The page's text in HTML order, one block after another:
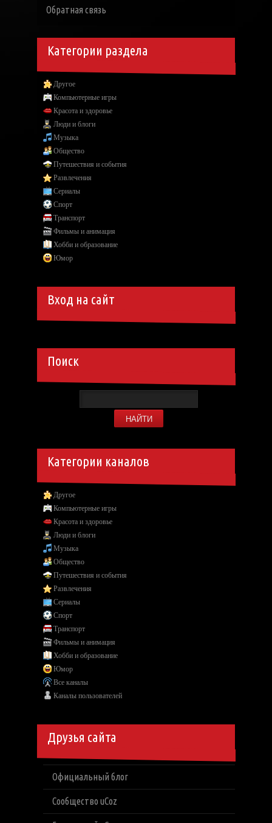
Обратная связь
Категории раздела
Другое
Компьютерные игры
Красота и здоровье
Люди и блоги
Музыка
Общество
Путешествия и события
Развлечения
Сериалы
Спорт
Транспорт
Фильмы и анимация
Хобби и образование
Юмор
Вход на сайт
Поиск
Категории каналов
Другое
Компьютерные игры
Красота и здоровье
Люди и блоги
Музыка
Общество
Путешествия и события
Развлечения
Сериалы
Спорт
Транспорт
Фильмы и анимация
Хобби и образование
Юмор
Все каналы
Каналы пользователей
Друзья сайта
Официальный блог
Сообщество uCoz